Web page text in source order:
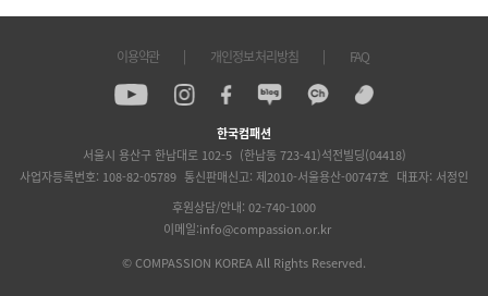
이용약관 개인정보 처리방침 FAQ
한국컴패션
서울시 용산구 한남대로 102-5 (한남동 723-41)석전빌딩(04418)
사업자등록번호: 108-82-05789 통신판매신고: 제2010-서울용산-00747호 대표자: 서정인
후원상담/안내: 02-740-1000
이메일:info@compassion.or.kr